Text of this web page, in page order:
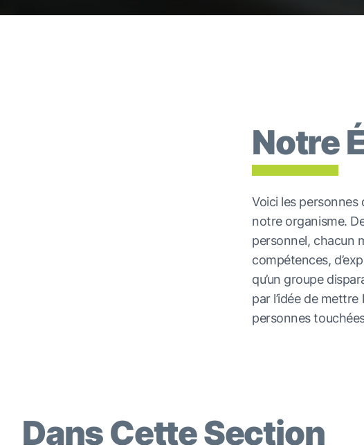
Notre
Voici les
notre organisme.
personnel, chacun
compétences,
qu’un groupe
par l’idée de
personnes
Dans Cette Section